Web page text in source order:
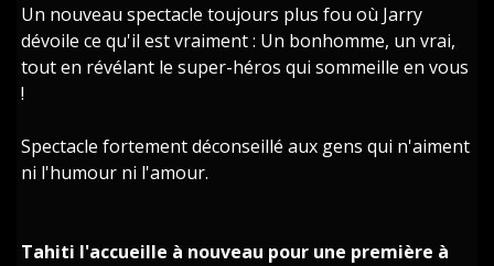
Un nouveau spectacle toujours plus fou où Jarry
dévoile ce qu'il est vraiment : Un bonhomme, un vrai,
tout en révélant le super-héros qui sommeille en vous
!
Spectacle fortement déconseillé aux gens qui n'aiment
ni l'humour ni l'amour.
Tahiti l'accueille à nouveau pour une première à